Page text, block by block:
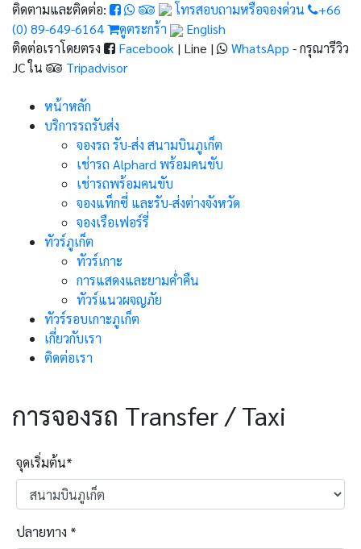
ติดตามและติดต่อ: โทรสอบถามหรือจองด่วน
+66
(0) 89-649-6164
ดูตระกร้า
English
ติดต่อเราโดยตรง
Facebook | Line | WhatsApp - กรุณารีวิว
JC ใน
Tripadvisor
หน้าหลัก
บริการรถรับส่ง
จองรถ รับ-ส่ง สนามบินภูเก็ต
เช่ารถ Alphard พร้อมคนขับ
เช่ารถพร้อมคนขับ
จองแท็กซี่ และรับ-ส่งต่างจังหวัด
จองเรือเฟอร์รี่
ทัวร์ภูเก็ต
ทัวร์เกาะ
การแสดงและยามค่ำคืน
ทัวร์แนวผจญภัย
ทัวร์รอบเกาะภูเก็ต
เกี่ยวกับเรา
ติดต่อเรา
การจองรถ Transfer / Taxi
จุดเริ่มต้น*
ปลายทาง *